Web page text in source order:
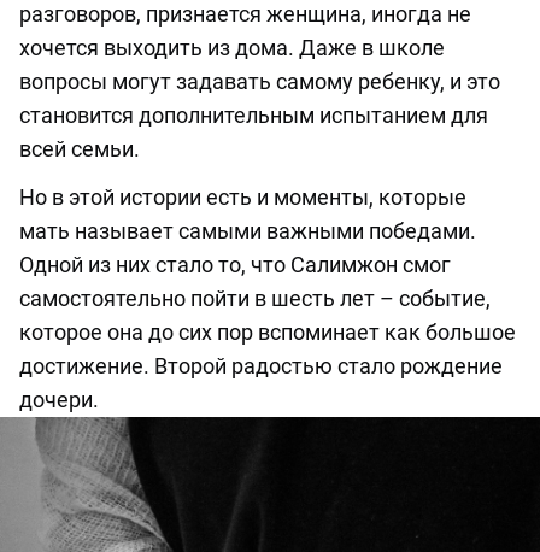
разговоров, признается женщина, иногда не
хочется выходить из дома. Даже в школе
вопросы могут задавать самому ребенку, и это
становится дополнительным испытанием для
всей семьи.
Но в этой истории есть и моменты, которые
мать называет самыми важными победами.
Одной из них стало то, что Салимжон смог
самостоятельно пойти в шесть лет – событие,
которое она до сих пор вспоминает как большое
достижение. Второй радостью стало рождение
дочери.